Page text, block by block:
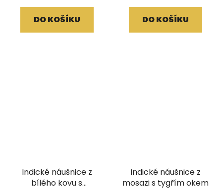
DO KOŠÍKU DO KOŠÍKU
Indické náušnice z
bílého kovu s
Indické náušnice z
mosazi s tygřím okem